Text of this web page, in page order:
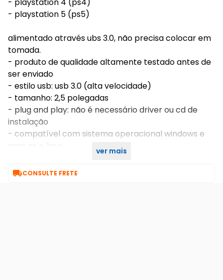
- playstation 5 (ps5)
alimentado através ubs 3.0, não precisa colocar em
tomada.
- produto de qualidade altamente testado antes de
ser enviado
- estilo usb: usb 3.0 (alta velocidade)
- tamanho: 2,5 polegadas
- plug and play: não é necessário driver ou cd de
instalação
- compatível com sistema operacional windows e
mac os e linux
ver mais
CONSULTE FRETE